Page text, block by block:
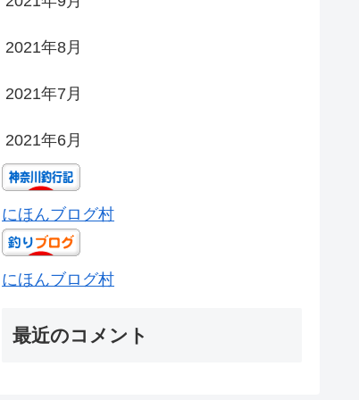
2021年8月
2021年7月
2021年6月
にほんブログ村
にほんブログ村
最近のコメント